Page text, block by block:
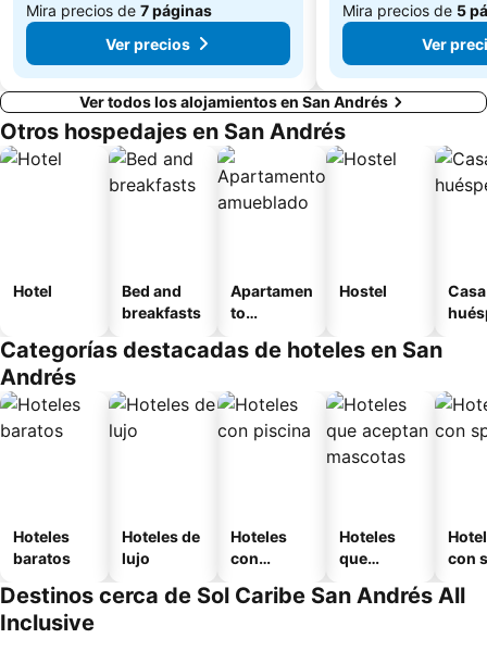
Mira precios de 7 páginas
Ver precios
Mira precios de 5
Ver
Ver todos los alojamientos en San Andrés
Otros hospedajes en San Andrés
Hotel
Bed and
breakfasts
Apartamen
to
o
Hostel
Categorías destacadas de hoteles en San
Andrés
Hoteles
baratos
Hoteles de
lujo
Hoteles
con
Hoteles
que
mascotas
con
Destinos cerca de Sol Caribe San Andrés All
Inclusive